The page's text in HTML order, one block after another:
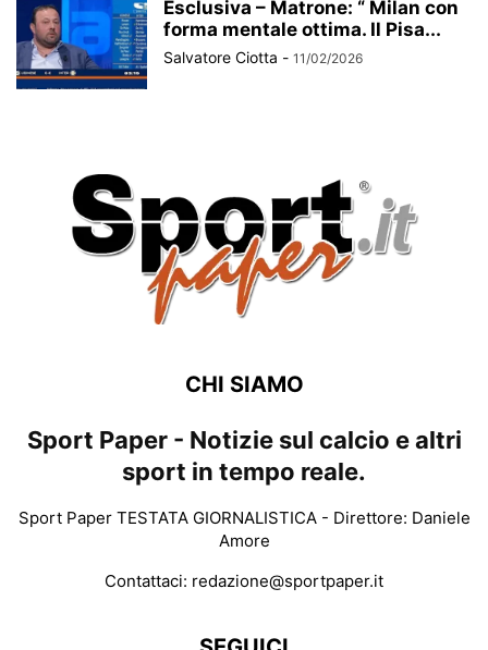
Esclusiva – Matrone: “ Milan con
forma mentale ottima. Il Pisa...
Salvatore Ciotta - 11/02/2026
CHI SIAMO
Sport Paper - Notizie sul calcio e altri
sport in tempo reale.
Sport Paper TESTATA GIORNALISTICA - Direttore: Daniele
Amore
Contattaci: redazione@sportpaper.it